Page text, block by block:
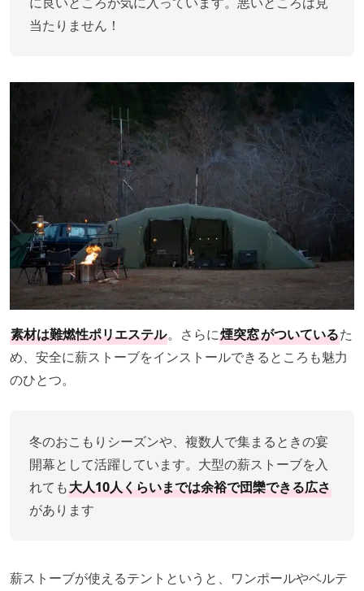
当たりません！
素材は難燃性ポリエステル。さらに煙突窓がついているた
め、安全に薪ストーブをインストールできるところも魅力
のひとつ。
冬のおこもりシーズンや、複数人で集まるときの宴
開幕として活躍しています。大型の薪ストーブを入
れても大人10人くらいまでは余裕で団欒できる広さ
があります
薪ストーブが使えるテントというと、ワンポールやベルテ